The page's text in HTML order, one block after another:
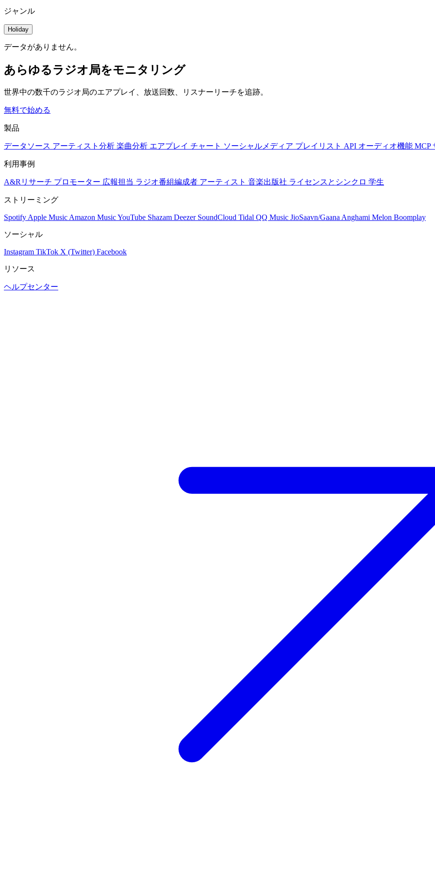
ジャンル
Holiday
データがありません。
あらゆるラジオ局をモニタリング
世界中の数千のラジオ局のエアプレイ、放送回数、リスナーリーチを追跡。
無料で始める
製品
データソース アーティスト分析 楽曲分析 エアプレイ チャート ソーシャルメディア プレイリスト API オーディオ機能 MCP
利用事例
A&Rリサーチ プロモーター 広報担当 ラジオ番組編成者 アーティスト 音楽出版社 ライセンスとシンクロ 学生
ストリーミング
Spotify Apple Music Amazon MusicYouTube Shazam Deezer SoundCloud Tidal QQ Music JioSaavn/Gaana Anghami Melon Boomplay
ソーシャル
Instagram TikTok X (Twitter) Facebook
リソース
ヘルプセンター